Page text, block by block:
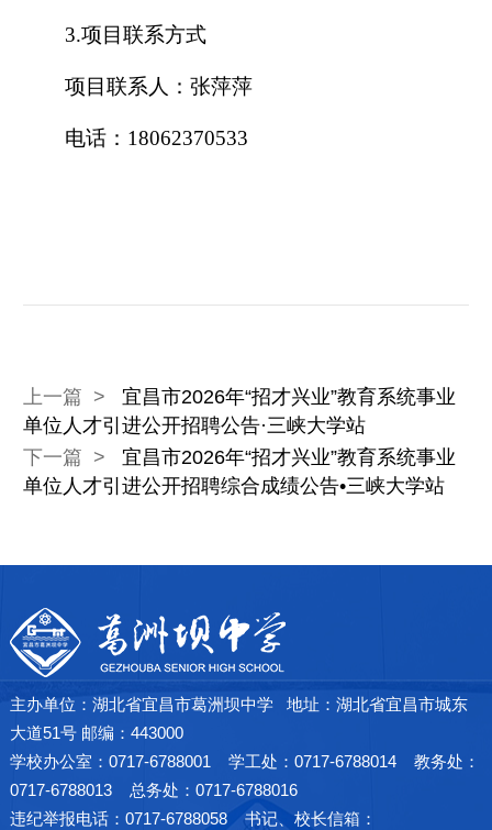
3.项目联系方式
项目联系人：张萍萍
电话： 18062370533
上一篇 >
宜昌市2026年“招才兴业”教育系统事业
单位人才引进公开招聘公告·三峡大学站
下一篇 >
宜昌市2026年“招才兴业”教育系统事业
单位人才引进公开招聘综合成绩公告•三峡大学站
主办单位：湖北省宜昌市葛洲坝中学 地址：湖北省宜昌市城东
大道51号 邮编：443000
学校办公室：0717-6788001 学工处：0717-6788014 教务处：
0717-6788013 总务处：0717-6788016
违纪举报电话：0717-6788058 书记、校长信箱：